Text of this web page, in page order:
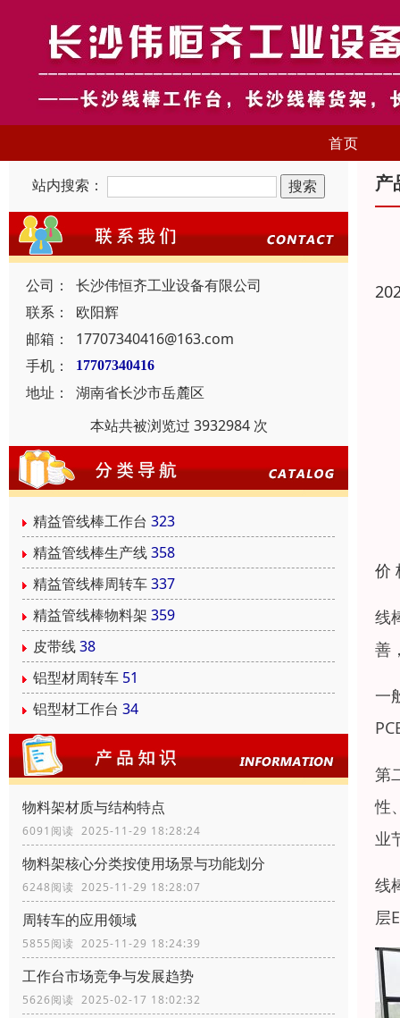
首页
站内搜索：
公司：
长沙伟恒齐工业设备有限公司
联系：
欧阳辉
邮箱：
17707340416@163.com
手机：
17707340416
地址：
湖南省长沙市岳麓区
本站共被浏览过 3932984 次
精益管线棒工作台 323
精益管线棒生产线358
精益管线棒周转车337
精益管线棒物料架 359
皮带线38
铝型材周转车 51
铝型材工作台 34
物料架材质与结构特点
6091阅读 2025-11-29 18:28:24
物料架核心分类按使用场景与功能划分
6248阅读 2025-11-29 18:28:07
周转车的应用领域
5855阅读 2025-11-29 18:24:39
工作台市场竞争与发展趋势
5626阅读 2025-02-17 18:02:32
产
价
线
善
一
第
性
业
线
层